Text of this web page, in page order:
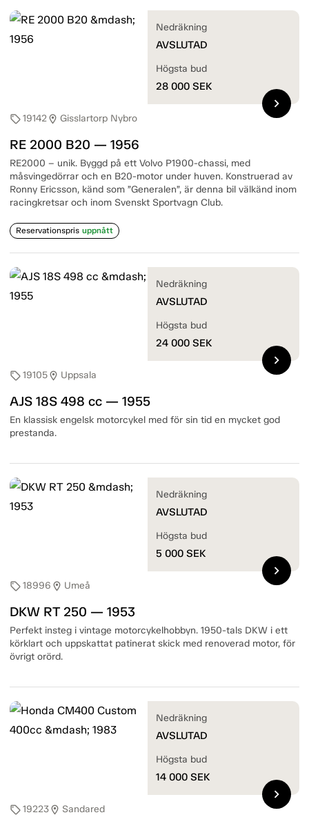
sell19142location_on Gisslartorp Nybro
RE 2000 B20 — 1956
RE2000 – unik. Byggd på ett Volvo P1900-chassi, med
måsvingedörrar och en B20-motor under huven. Konstruerad av
Ronny Ericsson, känd som ”Generalen”, är denna bil välkänd inom
racingkretsar och inom Svenskt Sportvagn Club.
Reservationspris uppnått
Nedräkning
AVSLUTAD
Högsta bud
28 000 SEK
chevron_right
sell19105location_on Uppsala
AJS 18S 498 cc — 1955
En klassisk engelsk motorcykel med för sin tid en mycket god
prestanda.
Nedräkning
AVSLUTAD
Högsta bud
24 000 SEK
chevron_right
sell18996 location_on Umeå
DKW RT 250 — 1953
Perfekt insteg i vintage motorcykelhobbyn. 1950-tals DKW i ett
körklart och uppskattat patinerat skick med renoverad motor, för
övrigt orörd.
Nedräkning
AVSLUTAD
Högsta bud
5 000 SEK
chevron_right
sell19223location_on Sandared
Nedräkning
AVSLUTAD
Högsta bud
14 000 SEK
chevron_right